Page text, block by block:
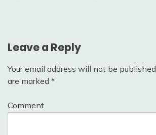
Leave a Reply
Your email address will not be published.
are marked *
Comment